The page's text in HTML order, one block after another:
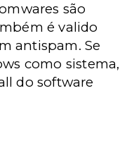
são
é valido
antispam. Se
como sistema,
do software